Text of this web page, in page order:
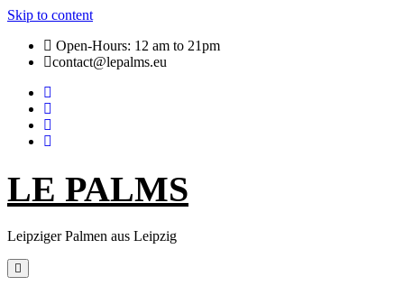
Skip to content
Open-Hours: 12 am to 21pm
contact@lepalms.eu
LE PALMS
Leipziger Palmen aus Leipzig